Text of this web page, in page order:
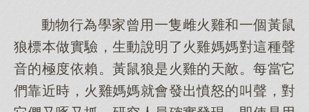
動物行為學家曾用一隻雌火雞和一個黃鼠
狼標本做實驗，生動說明了火雞媽媽對這種聲
音的極度依賴。黃鼠狼是火雞的天敵。每當它
們靠近時，火雞媽媽就會發出憤怒的叫聲，對